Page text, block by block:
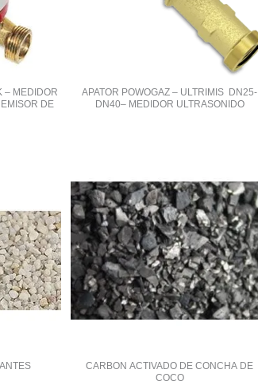
– MEDIDOR
DE
APATOR POWOGAZ – ULTRIMIS DN25-
DN40– MEDIDOR ULTRASONIDO
CARBON ACTIVADO DE CONCHA DE
COCO